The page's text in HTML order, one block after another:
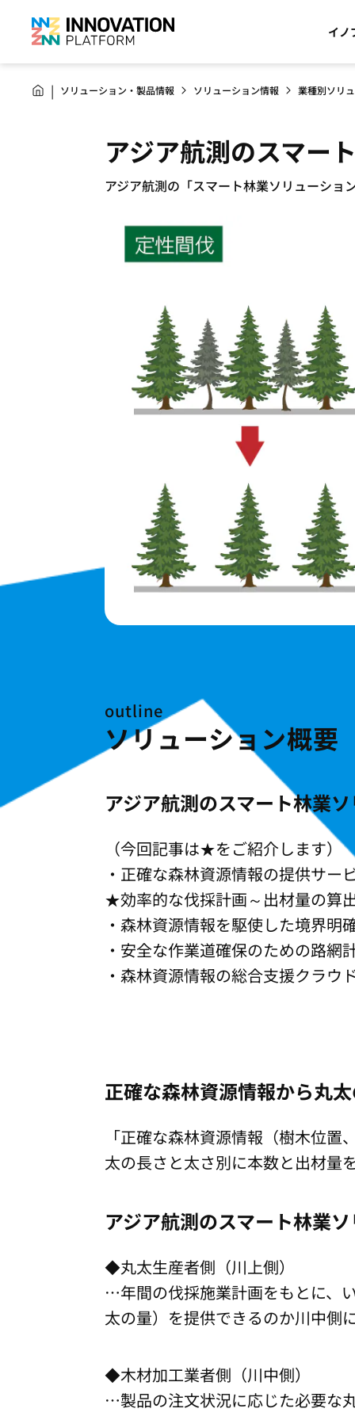
イノ
ソリューション・製品情報 ソリューション情報 業種別ソリ
アジア航測のスマー
アジア航測の「スマート林業ソリューシ
outline
ソリューション概要
アジア航測のスマート林業
（今回記事は★をご紹介します）
・正確な森林資源情報の提供サー
★効率的な伐採計画～出材量の算
・森林資源情報を駆使した境界明
・安全な作業道確保のための路網
・森林資源情報の総合支援クラウ
正確な森林資源情報から丸
「正確な森林資源情報（樹木位
太の長さと太さ別に本数と出材量
アジア航測のスマート林業
◆丸太生産者側（川上側）
…年間の伐採施業計画をもとに、
太の量）を提供できるのか川中側
◆木材加工業者側（川中側）
…製品の注文状況に応じた必要な